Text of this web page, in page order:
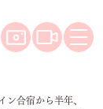
ン合宿から半年、